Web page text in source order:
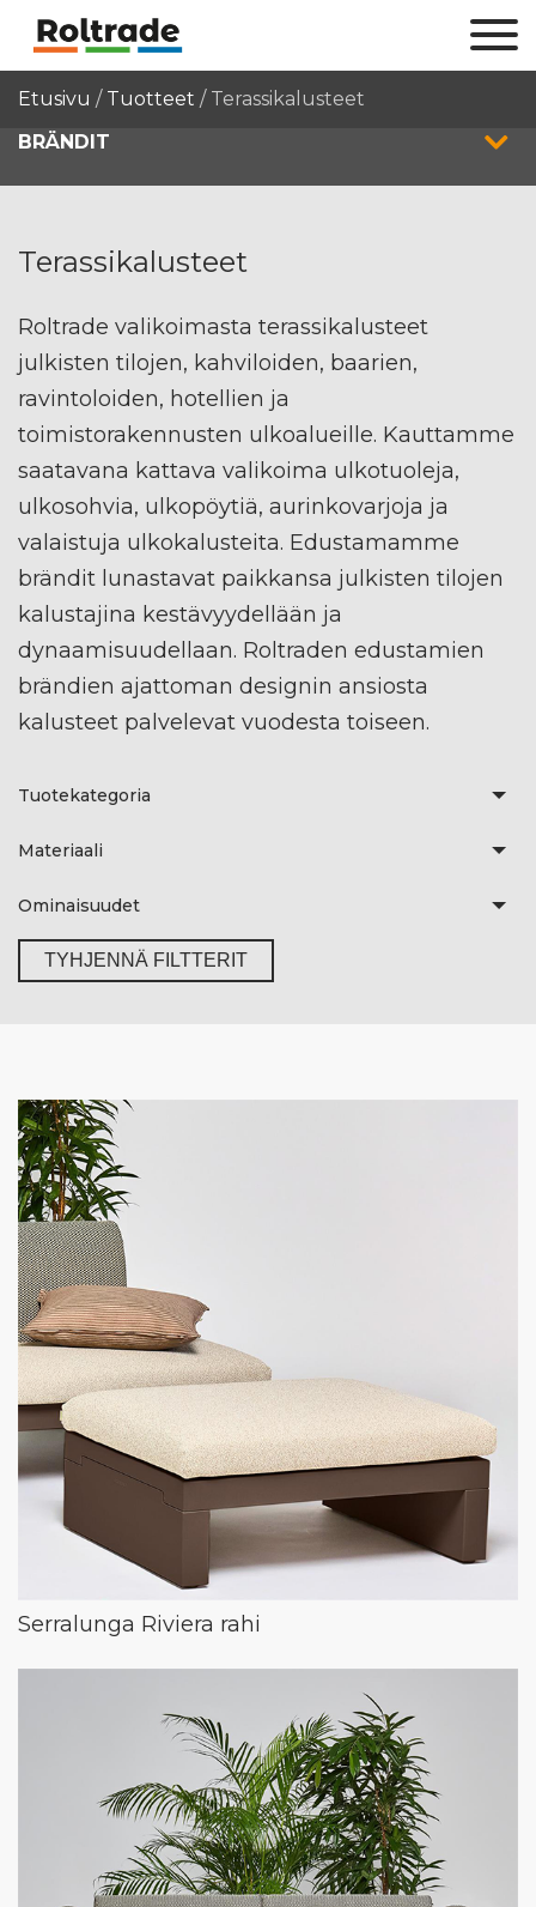
Etusivu / Tuotteet / Terassikalusteet
BRÄNDIT
Terassikalusteet
Roltrade valikoimasta terassikalusteet
julkisten tilojen, kahviloiden, baarien,
ravintoloiden, hotellien ja
toimistorakennusten ulkoalueille. Kauttamme
saatavana kattava valikoima ulkotuoleja,
ulkosohvia, ulkopöytiä, aurinkovarjoja ja
valaistuja ulkokalusteita. Edustamamme
brändit lunastavat paikkansa julkisten tilojen
kalustajina kestävyydellään ja
dynaamisuudellaan. Roltraden edustamien
brändien ajattoman designin ansiosta
kalusteet palvelevat vuodesta toiseen.
Tuotekategoria
Materiaali
Ominaisuudet
TYHJENNÄ FILTTERIT
Serralunga Riviera rahi